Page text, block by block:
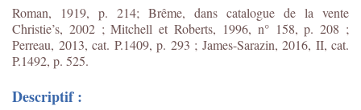
Roman, 1919, p. 214; Brême, dans catalogue de la vente
Christie’s, 2002 ; Mitchell et Roberts, 1996, n° 158, p. 208 ;
Perreau, 2013, cat. P.1409, p. 293 ; James-Sarazin, 2016, II, cat.
P.1492, p. 525.
Descriptif :